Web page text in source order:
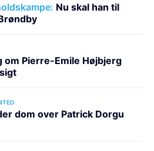
Nu skal han til
om Pierre-Emile Højbjerg
dom over Patrick Dorgu